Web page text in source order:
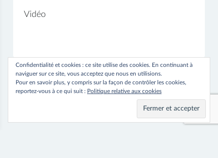
Vidéo
Confidentialité et cookies : ce site utilise des cookies. En continuant à
naviguer sur ce site, vous acceptez que nous en utilisions.
Pour en savoir plus, y compris sur la façon de contrôler les cookies,
reportez-vous à ce qui suit : Politique relative aux cookies